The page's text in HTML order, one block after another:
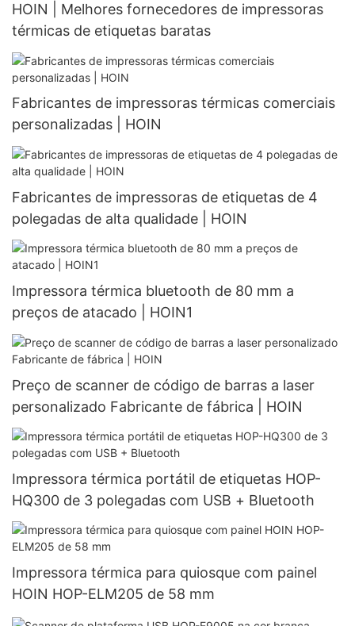
HOIN | Melhores fornecedores de impressoras
térmicas de etiquetas baratas
Fabricantes de impressoras térmicas comerciais
personalizadas | HOIN
Fabricantes de impressoras de etiquetas de 4
polegadas de alta qualidade | HOIN
Impressora térmica bluetooth de 80 mm a
preços de atacado | HOIN1
Preço de scanner de código de barras a laser
personalizado Fabricante de fábrica | HOIN
Impressora térmica portátil de etiquetas HOP-
HQ300 de 3 polegadas com USB + Bluetooth
Impressora térmica para quiosque com painel
HOIN HOP-ELM205 de 58 mm